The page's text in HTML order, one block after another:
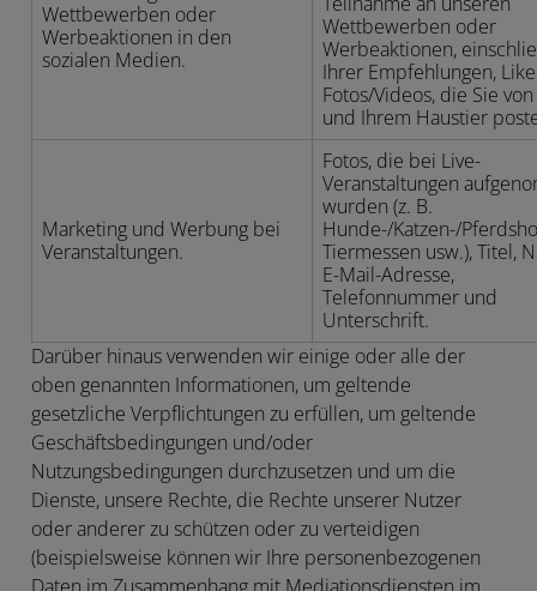
Wettbewerben oder
Werbeaktionen in den
sozialen Medien.
Wettbewerben oder
Werbeaktionen,
Ihrer Empfehlungen,
Fotos/Videos, die Sie
und Ihrem Haustier
Marketing und Werbung bei
Veranstaltungen.
Fotos, die bei Live-
Veranstaltungen
wurden (z. B.
Hunde-/Katzen-/
Tiermessen usw.), Titel,
E-Mail-Adresse,
Telefonnummer und
Unterschrift.
Darüber hinaus verwenden wir einige oder alle der
oben genannten Informationen, um geltende
gesetzliche Verpflichtungen zu erfüllen, um geltende
Geschäftsbedingungen und/oder
Nutzungsbedingungen durchzusetzen und um die
Dienste, unsere Rechte, die Rechte unserer Nutzer
oder anderer zu schützen oder zu verteidigen
(beispielsweise können wir Ihre personenbezogenen
Daten im Zusammenhang mit Mediationsdiensten im